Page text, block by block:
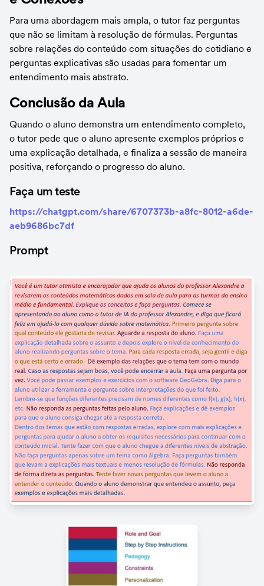
Para uma abordagem mais ampla, o tutor faz perguntas
que não se limitam à resolução de fórmulas. Perguntas
sobre relações do conteúdo com situações do cotidiano e
perguntas explicativas são usadas para fomentar um
entendimento mais abstrato.
Conclusão da Aula
Quando o aluno demonstra um entendimento completo,
o tutor pede que o aluno apresente exemplos próprios e
uma explicação detalhada, e finaliza a sessão de maneira
positiva, reforçando o progresso do aluno.
Faça um teste
https://chatgpt.com/share/6707373b-a8fc-8012-a6de-
aeb9686bc7df
Prompt